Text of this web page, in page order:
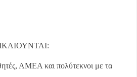
ΑΜΕΑ και πολύτεκνοι με τα